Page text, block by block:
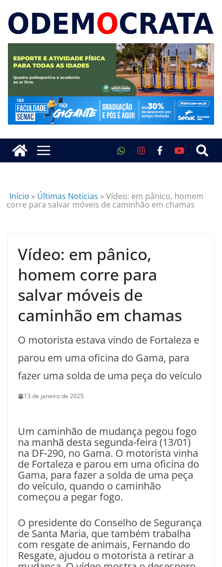
Início » Últimas Noticias »Vídeo: em pânico, homem
corre para salvar móveis de caminhão em chamas
Vídeo: em pânico,
homem corre para
salvar móveis de
caminhão em chamas
O motorista estava vindo de Fortaleza e
parou em uma oficina do Gama, para
fazer uma solda de uma peça do veículo
13 de janeiro de 2025
Um caminhão de mudança pegou fogo
na manhã desta segunda-feira (13/01)
na DF-290, no Gama. O motorista vinha
de Fortaleza e parou em uma oficina do
Gama, para fazer a solda de uma peça
do veículo, quando o caminhão
começou a pegar fogo.
O presidente do Conselho de Segurança
de Santa Maria, que também trabalha
com resgate de animais, Fernando do
Resgate, ajudou o motorista a retirar a